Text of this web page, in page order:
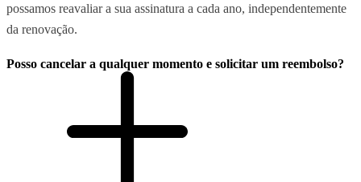
possamos reavaliar a sua assinatura a cada ano, independentemente
da renovação.
Posso cancelar a qualquer momento e solicitar um reembolso?